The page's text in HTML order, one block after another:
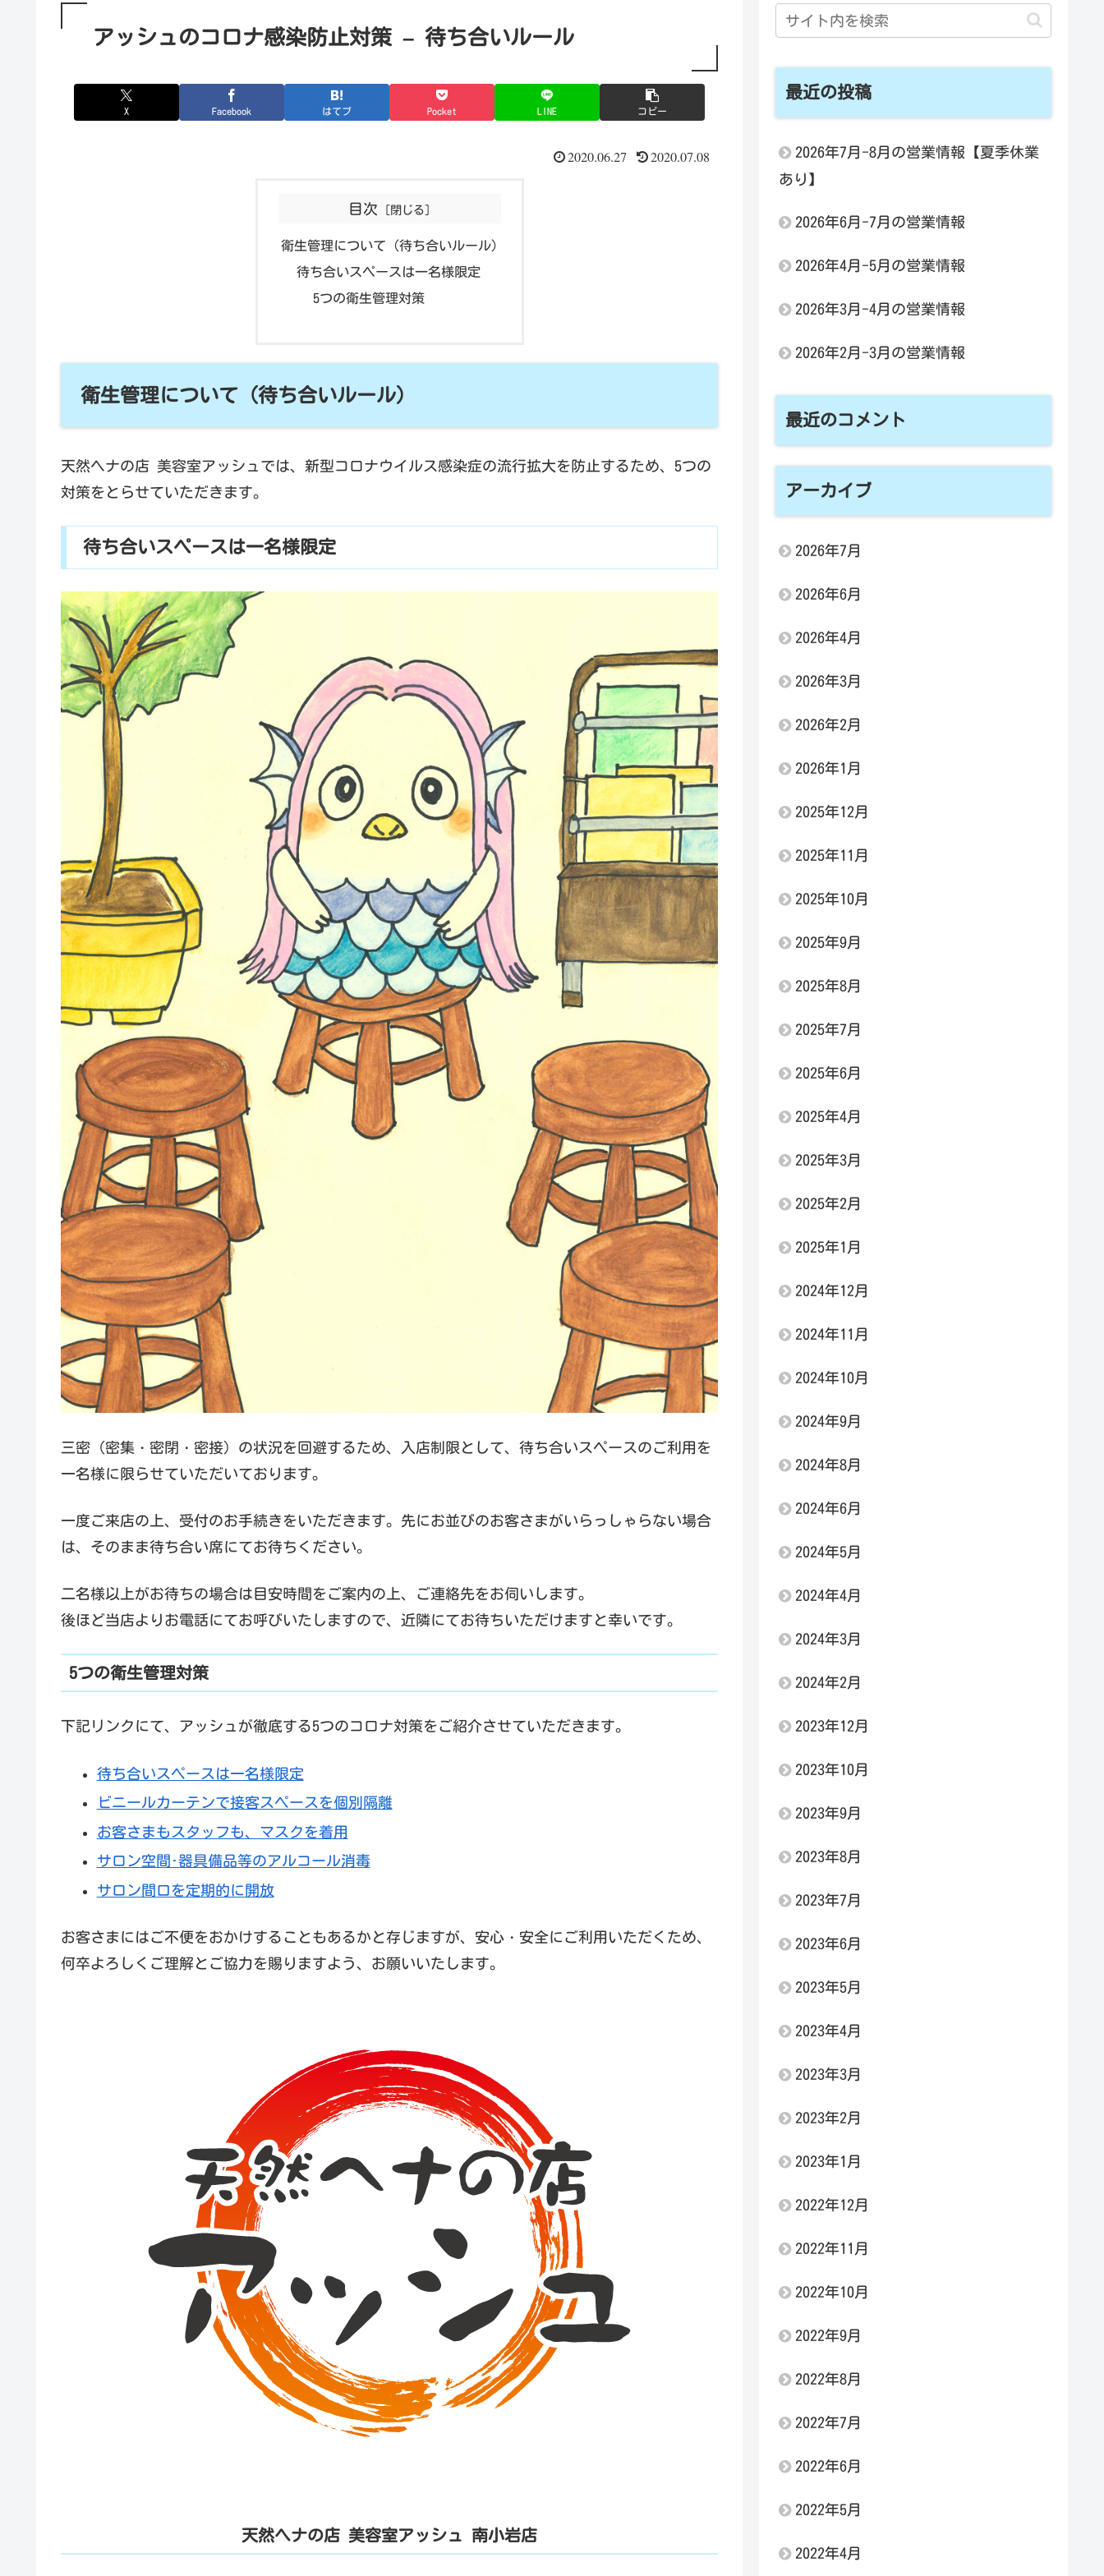
アッシュのコロナ感染防止対策 – 待ち合いルール
X Facebook はてブ Pocket LINE コピー
2020.06.27 2020.07.08
目次
衛生管理について (待ち合いルール)
待ち合いスペースは一名様限定
5つの衛生管理対策
衛生管理について (待ち合いルール)
天然ヘナの店 美容室アッシュでは、新型コロナウイルス感染症の流行拡大を防止するため、5つの
対策をとらせていただきます。
待ち合いスペースは一名様限定
三密（密集・密閉・密接）の状況を回避するため、入店制限として、待ち合いスペースのご利用を
一名様に限らせていただいております。
一度ご来店の上、受付のお手続きをいただきます。先にお並びのお客さまがいらっしゃらない場合
は、そのまま待ち合い席にてお待ちください。
二名様以上がお待ちの場合は目安時間をご案内の上、ご連絡先をお伺いします。
後ほど当店よりお電話にてお呼びいたしますので、近隣にてお待ちいただけますと幸いです。
5つの衛生管理対策
下記リンクにて、アッシュが徹底する5つのコロナ対策をご紹介させていただきます。
待ち合いスペースは一名様限定
ビニールカーテンで接客スペースを個別隔離
お客さまもスタッフも、マスクを着用
サロン空間･器具備品等のアルコール消毒
サロン間口を定期的に開放
お客さまにはご不便をおかけすることもあるかと存じますが、安心・安全にご利用いただくため、
何卒よろしくご理解とご協力を賜りますよう、お願いいたします。
天然ヘナの店 美容室アッシュ 南小岩店
最近の投稿
2026年7月-8月の営業情報【夏季休業
あり】
2026年6月-7月の営業情報
2026年4月-5月の営業情報
2026年3月-4月の営業情報
2026年2月-3月の営業情報
最近のコメント
アーカイブ
2026年7月
2026年6月
2026年4月
2026年3月
2026年2月
2026年1月
2025年12月
2025年11月
2025年10月
2025年9月
2025年8月
2025年7月
2025年6月
2025年4月
2025年3月
2025年2月
2025年1月
2024年12月
2024年11月
2024年10月
2024年9月
2024年8月
2024年6月
2024年5月
2024年4月
2024年3月
2024年2月
2023年12月
2023年10月
2023年9月
2023年8月
2023年7月
2023年6月
2023年5月
2023年4月
2023年3月
2023年2月
2023年1月
2022年12月
2022年11月
2022年10月
2022年9月
2022年8月
2022年7月
2022年6月
2022年5月
2022年4月